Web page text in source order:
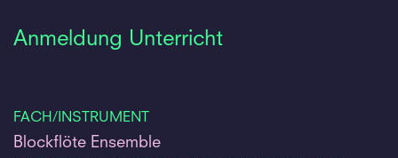
Anmeldung Unterricht
FACH/INSTRUMENT
Blockflöte Ensemble